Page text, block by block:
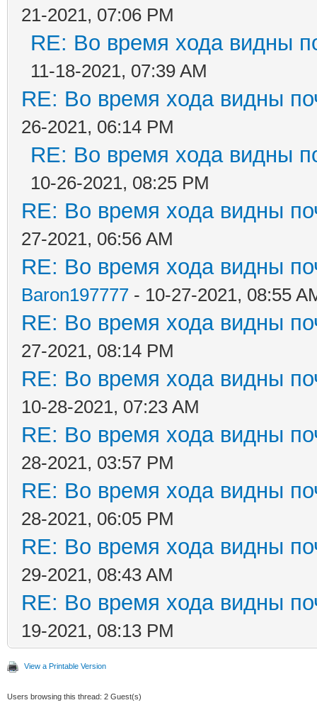
21-2021, 07:06 PM
RE: Во время хода видны
11-18-2021, 07:39 AM
RE: Во время хода видны
26-2021, 06:14 PM
RE: Во время хода видны
10-26-2021, 08:25 PM
RE: Во время хода видны
27-2021, 06:56 AM
RE: Во время хода видны
Baron197777 - 10-27-2021, 08:55
RE: Во время хода видны
27-2021, 08:14 PM
RE: Во время хода видны
10-28-2021, 07:23 AM
RE: Во время хода видны
28-2021, 03:57 PM
RE: Во время хода видны
28-2021, 06:05 PM
RE: Во время хода видны
29-2021, 08:43 AM
RE: Во время хода видны
19-2021, 08:13 PM
View a Printable Version
Users browsing this thread: 2 Guest(s)